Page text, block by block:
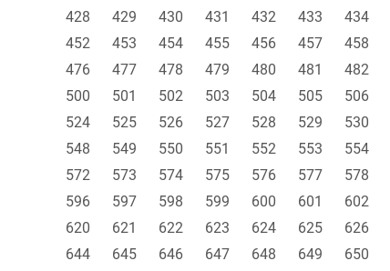
428
429 430 431 432 433 434
452
453 454 455 456 457 458
476
477 478 479 480 481 482
500
501 502 503 504 505 506
524
525 526 527 528 529 530
548
549 550 551 552 553 554
572
573 574 575 576 577 578
596
597 598 599 600 601 602
620
621 622 623 624 625 626
644
645 646 647 648 649 650